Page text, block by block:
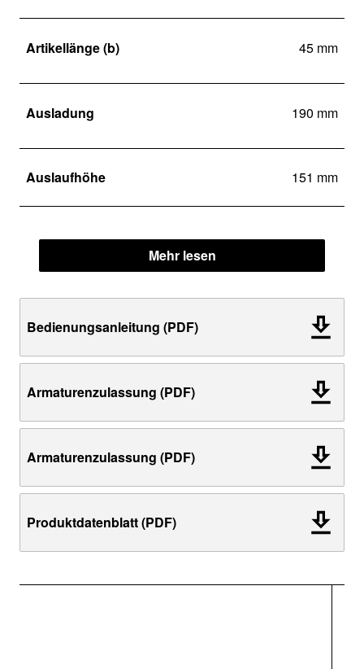
Artikellänge (b) 45 mm
Ausladung 190 mm
Auslaufhöhe 151 mm
Mehr lesen
Bedienungsanleitung (PDF)
Armaturenzulassung (PDF)
Armaturenzulassung (PDF)
Produktdatenblatt (PDF)